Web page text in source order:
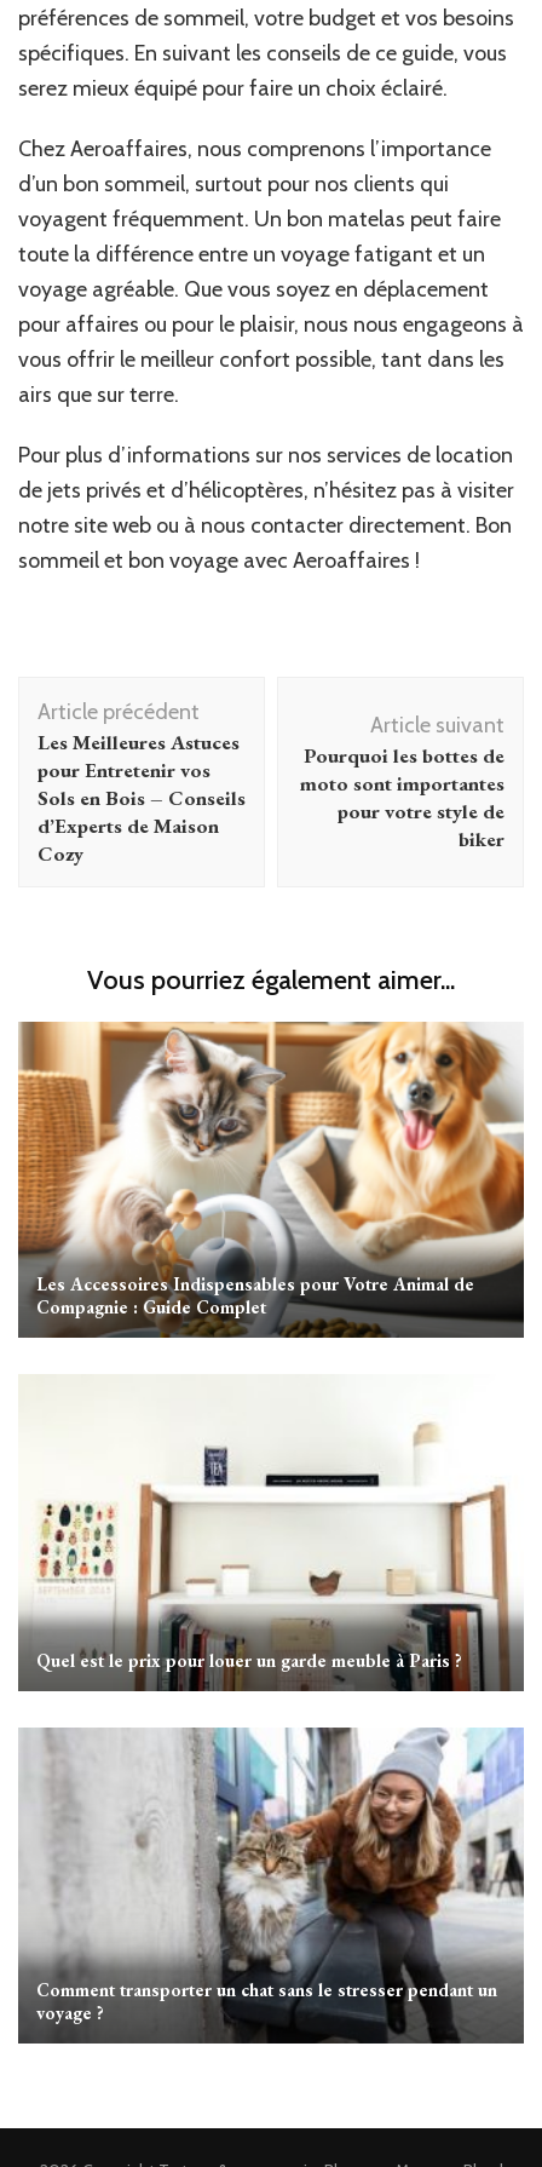
préférences de sommeil, votre budget et vos besoins
spécifiques. En suivant les conseils de ce guide, vous
serez mieux équipé pour faire un choix éclairé.
Chez Aeroaffaires, nous comprenons l’importance
d’un bon sommeil, surtout pour nos clients qui
voyagent fréquemment. Un bon matelas peut faire
toute la différence entre un voyage fatigant et un
voyage agréable. Que vous soyez en déplacement
pour affaires ou pour le plaisir, nous nous engageons à
vous offrir le meilleur confort possible, tant dans les
airs que sur terre.
Pour plus d’informations sur nos services de location
de jets privés et d’hélicoptères, n’hésitez pas à visiter
notre site web ou à nous contacter directement. Bon
sommeil et bon voyage avec Aeroaffaires !
Navigation
d'article
Article précédent
Les Meilleures Astuces
pour Entretenir vos
Sols en Bois – Conseils
d’Experts de Maison
Cozy
Article suivant
Pourquoi les bottes de
moto sont importantes
pour votre style de
biker
Vous pourriez également aimer...
Les Accessoires Indispensables pour Votre Animal de
Compagnie : Guide Complet
Quel est le prix pour louer un garde meuble à Paris ?
Comment transporter un chat sans le stresser pendant un
voyage ?